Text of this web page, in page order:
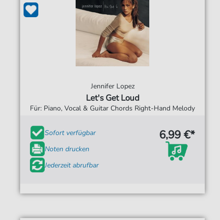
Jennifer Lopez
Let's Get Loud
Für: Piano, Vocal & Guitar Chords Right-Hand Melody
Sofort verfügbar
Noten drucken
Jederzeit abrufbar
6,99 €*